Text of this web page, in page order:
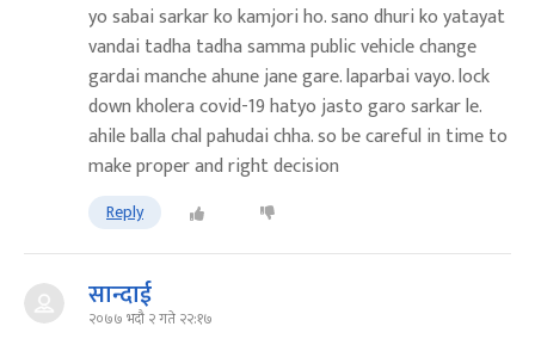
yo sabai sarkar ko kamjori ho. sano dhuri ko yatayat
vandai tadha tadha samma public vehicle change
gardai manche ahune jane gare. laparbai vayo. lock
down kholera covid-19 hatyo jasto garo sarkar le.
ahile balla chal pahudai chha. so be careful in time to
make proper and right decision
Reply
सान्दाई
२०७७ भदौ २ गते २२:१७